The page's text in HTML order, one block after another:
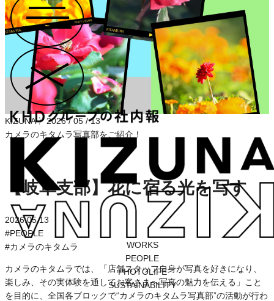
WORKS
PEOPLE
PHOTOLIFE
SUSTAINABILITY
KIZUNA〉 2026 / 05 / 13
カメラのキタムラ写真部をご紹介！
【岐阜支部】花に宿る光を写す
2026.05.13
#PEOPLE
#カメラのキタムラ
カメラのキタムラでは、「店舗スタッフ自身が写真を好きになり、
楽しみ、その実体験を通してお客さまへ写真の魅力を伝える」こと
を目的に、全国各ブロックで“カメラのキタムラ写真部”の活動が行わ